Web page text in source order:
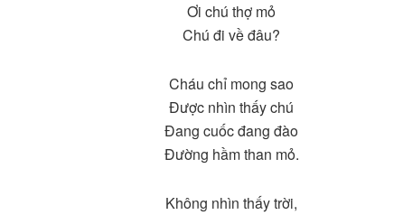
Ơi chú thợ mỏ
Chú đi về đâu?
Cháu chỉ mong sao
Được nhìn thấy chú
Đang cuốc đang đào
Đường hầm than mỏ.
Không nhìn thấy trời,